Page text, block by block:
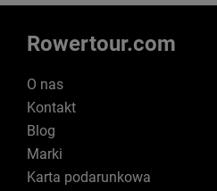
Rowertour.com
O nas
Kontakt
Blog
Marki
Karta podarunkowa